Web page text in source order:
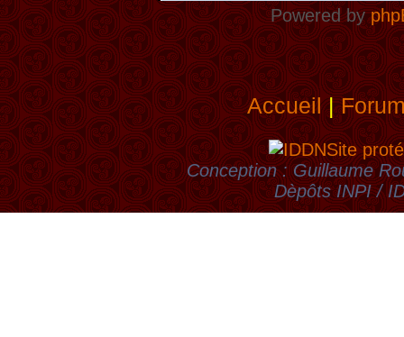
Powered by
Accueil|
Site
Conception : Guillaume
Dèpôts INPI /